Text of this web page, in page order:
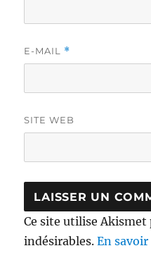
E-MAIL *
SITE WEB
Ce site utilise Akismet
indésirables.En